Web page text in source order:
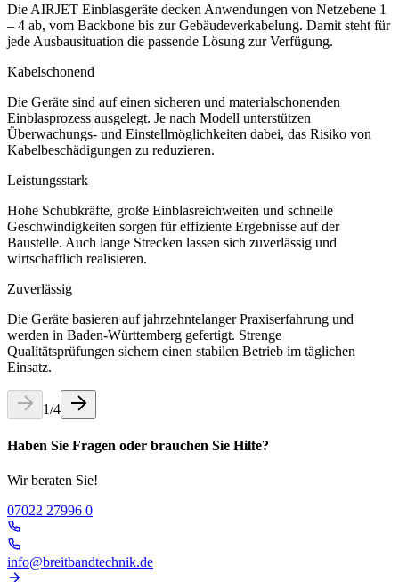
Die AIRJET Einblasgeräte decken Anwendungen von Netzebene 1
– 4 ab, vom Backbone bis zur Gebäudeverkabelung. Damit steht für
jede Ausbausituation die passende Lösung zur Verfügung.
Kabelschonend
Die Geräte sind auf einen sicheren und materialschonenden
Einblasprozess ausgelegt. Je nach Modell unterstützen
Überwachungs- und Einstellmöglichkeiten dabei, das Risiko von
Kabelbeschädigungen zu reduzieren.
Leistungsstark
Hohe Schubkräfte, große Einblasreichweiten und schnelle
Geschwindigkeiten sorgen für effiziente Ergebnisse auf der
Baustelle. Auch lange Strecken lassen sich zuverlässig und
wirtschaftlich realisieren.
Zuverlässig
Die Geräte basieren auf jahrzehntelanger Praxiserfahrung und
werden in Baden-Württemberg gefertigt. Strenge
Qualitätsprüfungen sichern einen stabilen Betrieb im täglichen
Einsatz.
1/4
Haben Sie Fragen oder brauchen Sie Hilfe?
Wir beraten Sie!
07022 27996 0
info@breitbandtechnik.de